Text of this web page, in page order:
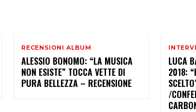
RECENSIONI ALBUM
ALESSIO BONOMO: “LA MUSICA
NON ESISTE” TOCCA VETTE DI
PURA BELLEZZA – RECENSIONE
LUCA
2018:
/